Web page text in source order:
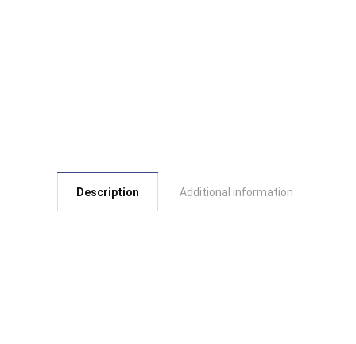
Description Additional information